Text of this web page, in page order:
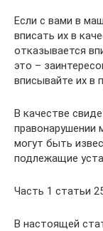
Если с вами в
вписать их в
отказывается
это –
вписывайте их в
В качестве
могут быть
подлежащие
Часть 1 статьи
В настоящей